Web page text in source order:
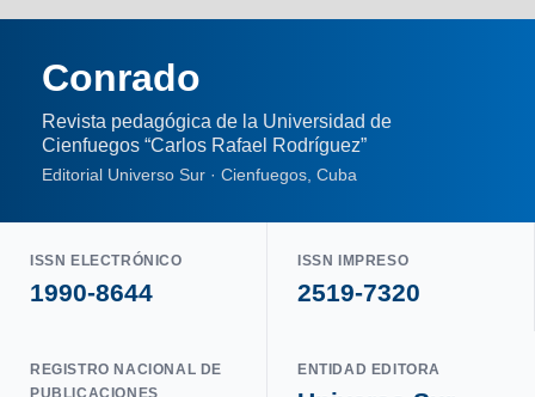
Conrado
Revista pedagógica de la Universidad de
Cienfuegos “Carlos Rafael Rodríguez”
Editorial Universo Sur · Cienfuegos, Cuba
ISSN ELECTRÓNICO
1990-8644
ISSN IMPRESO
2519-7320
REGISTRO NACIONAL DE
PUBLICACIONES
ENTIDAD EDITORA